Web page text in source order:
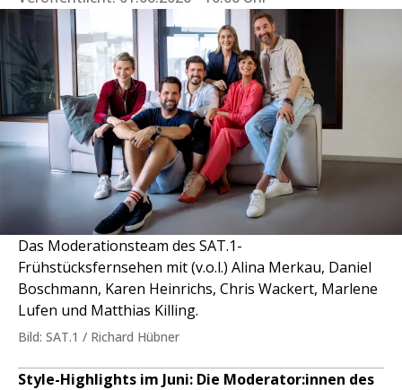
Das Moderationsteam des SAT.1-
Frühstücksfernsehen mit (v.o.l.) Alina Merkau, Daniel
Boschmann, Karen Heinrichs, Chris Wackert, Marlene
Lufen und Matthias Killing.
Bild: SAT.1 / Richard Hübner
Style-Highlights im Juni: Die Moderator:innen des